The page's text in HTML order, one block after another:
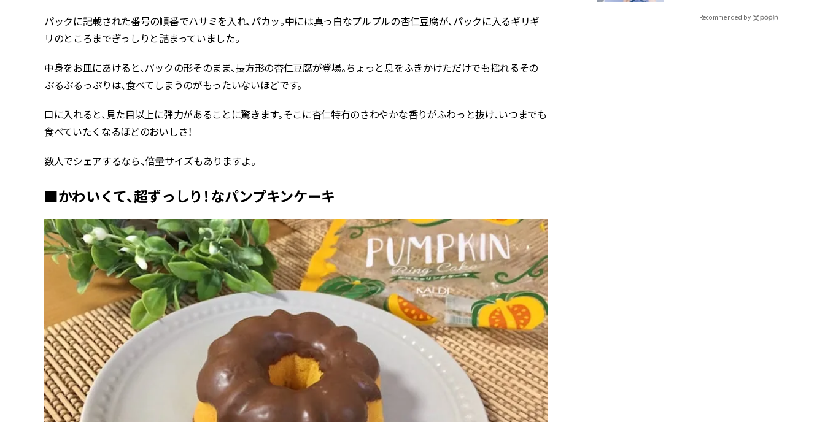
パックに記載された番号の順番でハサミを入れ、パカッ。中には真っ白なプルプルの杏仁豆腐が、パックに入るギリギ
リのところまでぎっしりと詰まっていました。
中身をお皿にあけると、パックの形そのまま、長方形の杏仁豆腐が登場。ちょっと息をふきかけただけでも揺れるその
ぷるぷるっぷりは、食べてしまうのがもったいないほどです。
口に入れると、見た目以上に弾力があることに驚きます。そこに杏仁特有のさわやかな香りがふわっと抜け、いつまでも
食べていたくなるほどのおいしさ！
数人でシェアするなら、倍量サイズもありますよ。
■かわいくて、超ずっしり！なパンプキンケーキ
Recommended by